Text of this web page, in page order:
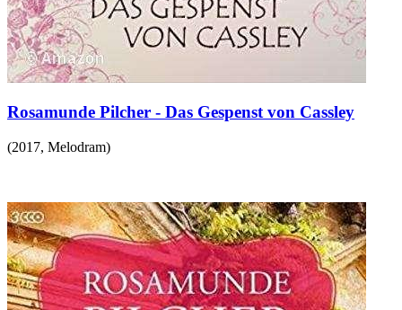
Rosamunde Pilcher - Das Gespenst von Cassley
(2017, Melodram)